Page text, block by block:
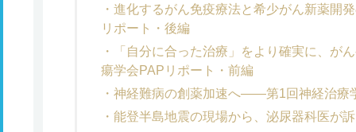
進化するがん免疫療法と希少がん新薬開
リポート・後編
「自分に合った治療」をより確実に、
瘍学会PAPリポート・前編
神経難病の創薬加速へ――第1回神経治療
能登半島地震の現場から、泌尿器科医が